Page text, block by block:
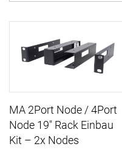
MA 2Port Node / 4Port
Node 19" Rack Einbau
Kit – 2x Nodes